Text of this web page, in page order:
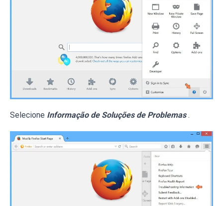
Selecione Informação de Soluções de Problemas .